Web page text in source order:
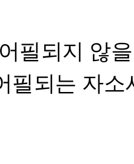
필되지 않
필되는 자소